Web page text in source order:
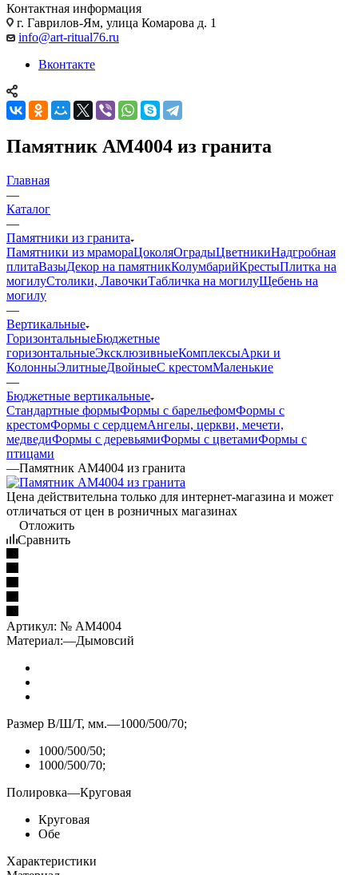
Контактная информация
г. Гаврилов-Ям, улица Комарова д. 1
info@art-ritual76.ru
Вконтакте
Памятник AM4004 из гранита
Главная
—
Каталог
—
Памятники из гранита
Памятники из мрамораЦоколяОградыЦветникиНадгробная
плитаВазыДекор на памятникКолумбарийКрестыПлитка на
могилуСтолики, ЛавочкиТабличка на могилуЩебень на
могилу
—
Вертикальные
ГоризонтальныеБюджетные
горизонтальныеЭксклюзивныеКомплексыАрки и
КолонныЭлитныеДвойныеС крестомМаленькие
—
Бюджетные вертикальные
Стандартные формыФормы с барельефомФормы с
крестомФормы с сердцемАнгелы, церкви, мечети,
медведиФормы с деревьямиФормы с цветамиФормы с
птицами
—Памятник AM4004 из гранита
Цена действительна только для интернет-магазина и может
отличаться от цен в розничных магазинах
Отложить
Сравнить
Артикул: № AM4004
Материал:—Дымовсий
Размер В/Ш/Т, мм.—1000/500/70;
1000/500/50;
1000/500/70;
Полировка—Круговая
Круговая
Обе
Характеристики